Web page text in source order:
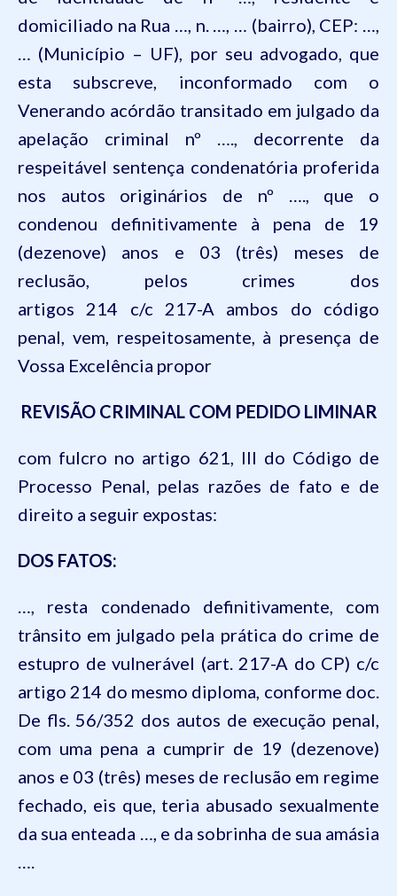
domiciliado na Rua …, n. …, … (bairro), CEP: …,
… (Município – UF), por seu advogado, que
esta subscreve, inconformado com o
Venerando acórdão transitado em julgado da
apelação criminal nº …., decorrente da
respeitável sentença condenatória proferida
nos autos originários de nº …., que o
condenou definitivamente à pena de 19
(dezenove) anos e 03 (três) meses de
reclusão, pelos crimes dos
artigos 214 c/c 217-A ambos do código
penal, vem, respeitosamente, à presença de
Vossa Excelência propor
REVISÃO CRIMINAL COM PEDIDO LIMINAR
com fulcro no artigo 621, III do Código de
Processo Penal, pelas razões de fato e de
direito a seguir expostas:
DOS FATOS:
…, resta condenado definitivamente, com
trânsito em julgado pela prática do crime de
estupro de vulnerável (art. 217-A do CP) c/c
artigo 214 do mesmo diploma, conforme doc.
De fls. 56/352 dos autos de execução penal,
com uma pena a cumprir de 19 (dezenove)
anos e 03 (três) meses de reclusão em regime
fechado, eis que, teria abusado sexualmente
da sua enteada …, e da sobrinha de sua amásia
….